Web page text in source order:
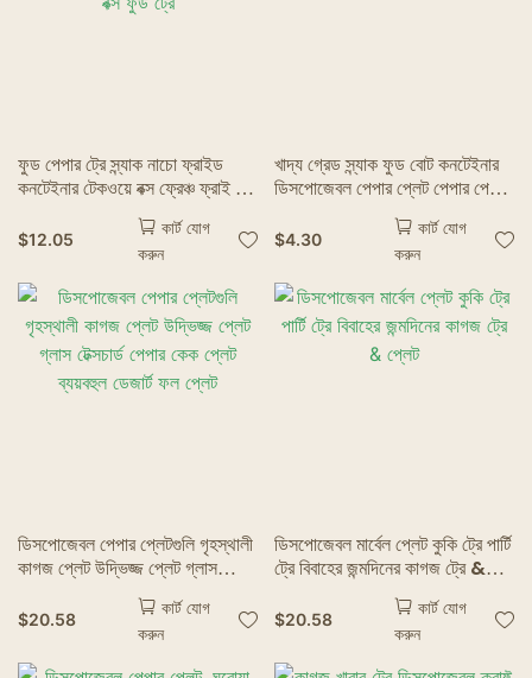
ফুড পেপার ট্রে স্ন্যাক নাচো ফ্রাইড
কনটেইনার টেকওয়ে বক্স ফ্রেঞ্চ ফ্রাই ট্রে
ডিসপোজেবল ক্রাফ্ট পেপার স্ন্যাক বক্স ফুড
ট্রে
$12.05
কার্ট যোগ
করুন
খাদ্য গ্রেড স্ন্যাক ফুড বোট কনটেইনার
ডিসপোজেবল পেপার প্লেট পেপার পেপার
বোট ট্রে রেস্তোঁরা জন্য
$4.30
কার্ট যোগ
করুন
ডিসপোজেবল পেপার প্লেটগুলি গৃহস্থালী
কাগজ প্লেট উদ্ভিজ্জ প্লেট গ্লাস
টেক্সচার্ড পেপার কেক প্লেট ব্যয়বহুল
ডেজার্ট ফল প্লেট
$20.58
কার্ট যোগ
করুন
ডিসপোজেবল মার্বেল প্লেট কুকি ট্রে পার্টি
ট্রে বিবাহের জন্মদিনের কাগজ ট্রে &
$20.58
কার্ট যোগ
করুন